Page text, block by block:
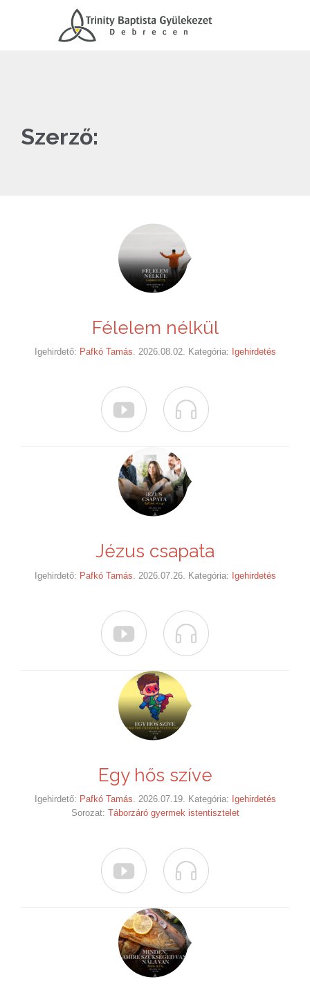
Szerző:
Félelem nélkül
Igehirdető: Pafkó Tamás. 2026.08.02. Kategória: Igehirdetés
 
Jézus csapata
Igehirdető: Pafkó Tamás . 2026.07.26. Kategória: Igehirdetés
 
Egy hős szíve
Igehirdető: Pafkó Tamás. 2026.07.19. Kategória: Igehirdetés
Sorozat: Táborzáró gyermek istentisztelet
 